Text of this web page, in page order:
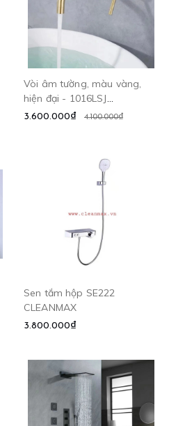
Vòi âm tường, màu vàng,
hiện đại - 1016LSJ
CLEANMAX
3.600.000₫ 4.100.000₫
Sen tắm hộp SE222
CLEANMAX
3.800.000₫